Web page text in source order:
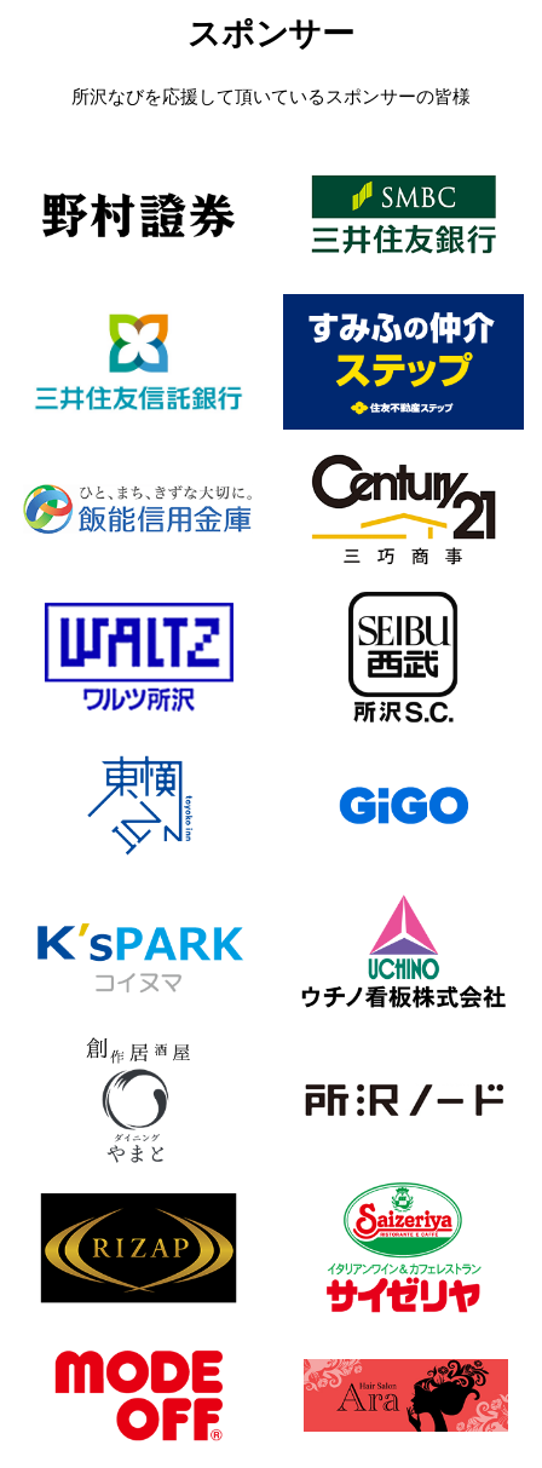
スポンサー
所沢なびを応援して頂いているスポンサーの皆様